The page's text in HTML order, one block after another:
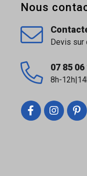
Nous
Devis sur
07 85 06
8h-